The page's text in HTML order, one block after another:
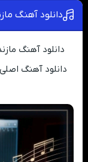
دانلود آهنگ
دانلود آهنگ
دانلود آهنگ